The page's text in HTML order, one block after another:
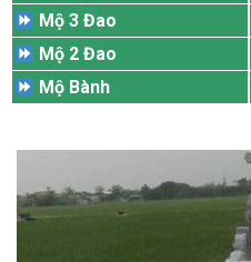
Mộ 3 Đao
Mộ 2 Đao
Mộ Bành